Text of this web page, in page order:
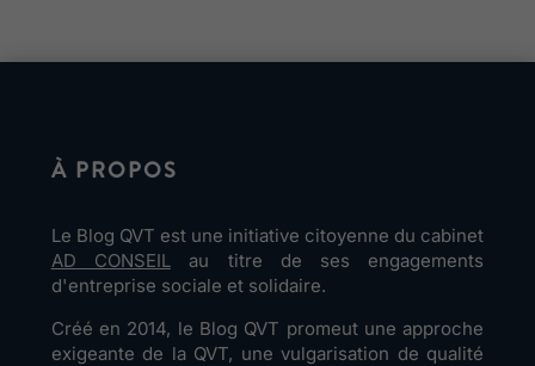
À PROPOS
Le Blog QVT est une initiative citoyenne du cabinet
AD CONSEILau titre de ses engagements
d'entreprise sociale et solidaire.
Créé en 2014, le Blog QVT promeut une approche
exigeante de la QVT, une vulgarisation de qualité